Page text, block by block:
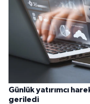
Günlük yatırımcı
geriledi